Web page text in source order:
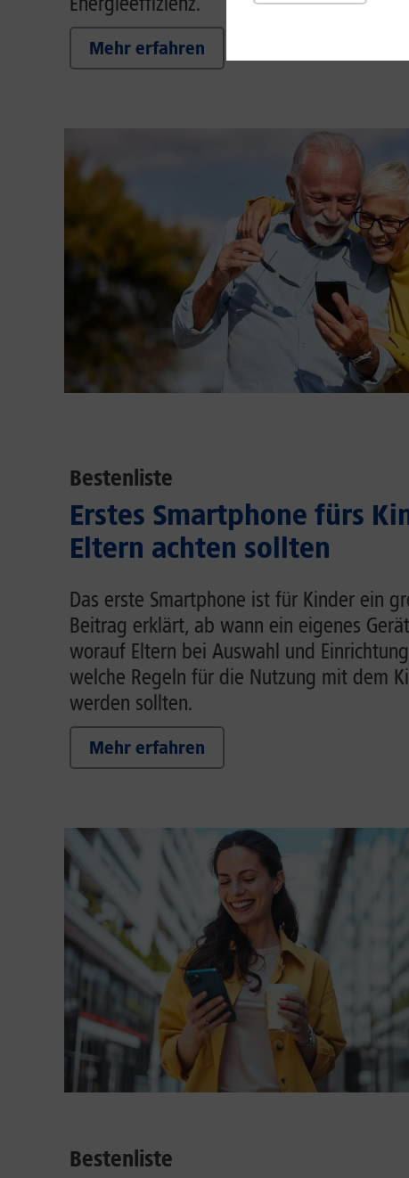
Mehr erfahren
Bestenliste
Erstes Smartphone fürs
Eltern achten sollten
Das erste Smartphone ist für Kinder ein
Beitrag erklärt, ab wann ein eigenes
worauf Eltern bei Auswahl und
welche Regeln für die Nutzung mit dem
werden sollten.
Mehr erfahren
Bestenliste